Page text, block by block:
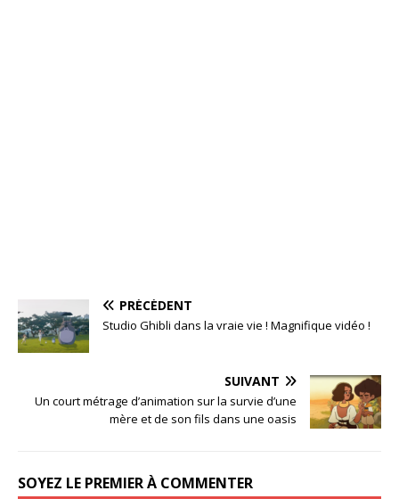
PRÉCÉDENT
Studio Ghibli dans la vraie vie ! Magnifique vidéo !
SUIVANT
Un court métrage d’animation sur la survie d’une
mère et de son fils dans une oasis
SOYEZ LE PREMIER À COMMENTER